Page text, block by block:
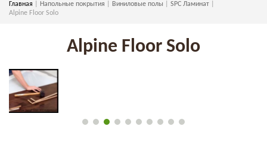
Главная Напольные покрытия Виниловые полы
SPC Ламинат
Alpine Floor Solo
Alpine Floor Solo